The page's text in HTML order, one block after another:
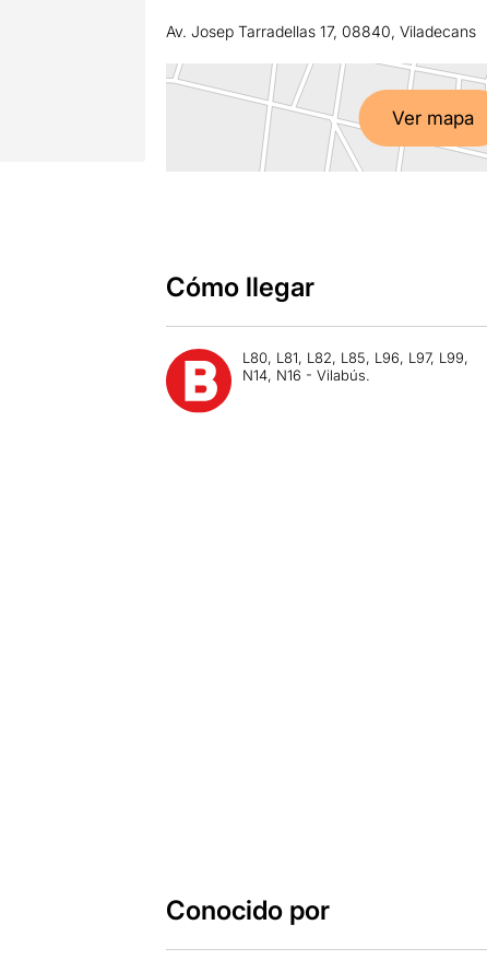
Av. Josep Tarradellas 17, 08840, Viladecans
Ver mapa
Cómo llegar
L80, L81, L82, L85, L96, L97, L99,
N14, N16 - Vilabús.
Conocido por